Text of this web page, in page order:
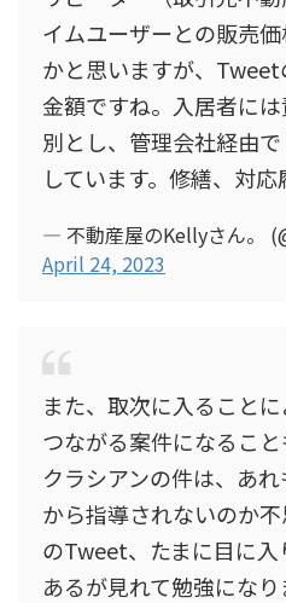
イムユーザーとの販売
かと思いますが、
金額ですね。入居者に
別とし、管理会社経由
しています。修繕、対応
— 不動産屋のKellyさん。
April 24, 2023
また、取次に入ること
つながる案件になること
クラシアンの件は、あ
から指導されないのか
のTweet、たまに目に入
あるが見れて勉強にな